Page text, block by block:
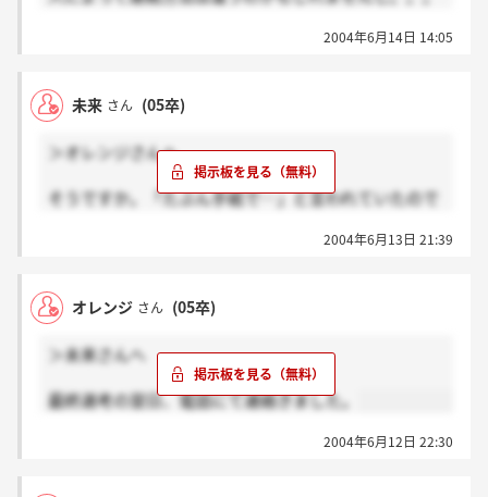
2004年6月14日 14:05
未来 さん (05卒)
＞オレンジさんへ
そうですか。「たぶん手紙で…」と言われていたので
思っていたのですが、もう連絡が来ていたのですね。
面接で思うようにいかなかったので、本当に悔しいで
す。
のになぁ。
もう少し希望を持って待ってみます（T＿T）
2004年6月13日 21:39
オレンジ さん (05卒)
＞未来さんへ
最終選考の翌日、電話にて連絡きました。
2004年6月12日 22:30